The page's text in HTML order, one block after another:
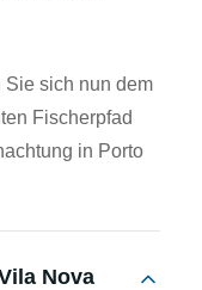
Sie sich nun dem
Fischerpfad
in Porto
Nova